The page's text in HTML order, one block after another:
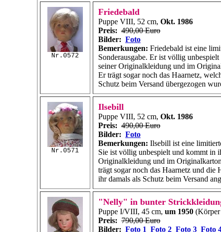
Nr.0572
Friedebald
Puppe VIII, 52 cm, Okt. 1986
Preis: 490,00 Euro
Bilder: Foto
Bemerkungen: Friedebald ist eine
Sonderausgabe. Er ist völlig
seiner Originalkleidung und im
Er trägt sogar noch das Haarnetz,
Schutz beim Versand übergezogen
Nr.0571
Ilsebill
Puppe VIII, 52 cm, Okt. 1986
Preis: 490,00 Euro
Bilder: Foto
Bemerkungen: Ilsebill ist eine
Sie ist völlig unbespielt und kommt in
Originalkleidung und im
trägt sogar noch das Haarnetz und die
ihr damals als Schutz beim Versand
"Nelly" in bunter
Puppe I/VIII, 45 cm, um 1950
Preis: 790,00 Euro
Bilder: Foto 1 Foto 2 Foto 3 Foto